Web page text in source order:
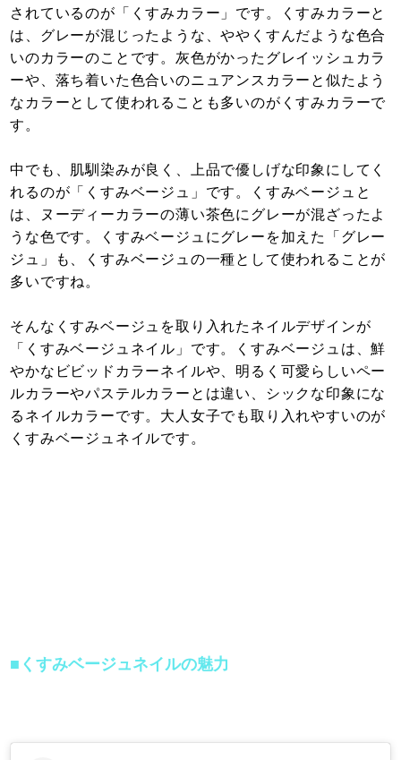
されているのが「くすみカラー」です。くすみカラーと
は、グレーが混じったような、ややくすんだような色合
いのカラーのことです。灰色がかったグレイッシュカラ
ーや、落ち着いた色合いのニュアンスカラーと似たよう
なカラーとして使われることも多いのがくすみカラーで
す。
中でも、肌馴染みが良く、上品で優しげな印象にしてく
れるのが「くすみベージュ」です。くすみベージュと
は、ヌーディーカラーの薄い茶色にグレーが混ざったよ
うな色です。くすみベージュにグレーを加えた「グレー
ジュ」も、くすみベージュの一種として使われることが
多いですね。
そんなくすみベージュを取り入れたネイルデザインが
「くすみベージュネイル」です。くすみベージュは、鮮
やかなビビッドカラーネイルや、明るく可愛らしいペー
ルカラーやパステルカラーとは違い、シックな印象にな
るネイルカラーです。大人女子でも取り入れやすいのが
くすみベージュネイルです。
■くすみベージュネイルの魅力